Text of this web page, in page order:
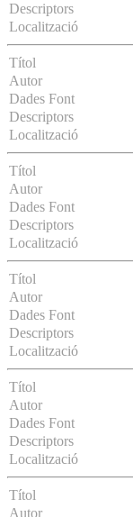
Descriptors
Localització
Títol
Autor
Dades Font
Descriptors
Localització
Títol
Autor
Dades Font
Descriptors
Localització
Títol
Autor
Dades Font
Descriptors
Localització
Títol
Autor
Dades Font
Descriptors
Localització
Títol
Autor